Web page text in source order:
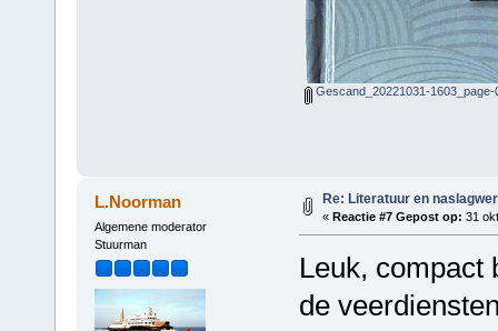
Gescand_20221031-1603_page-
L.Noorman
Algemene moderator
Stuurman
Re: Literatuur en
« Reactie #7 Gepost op: 31
Leuk, compact
de